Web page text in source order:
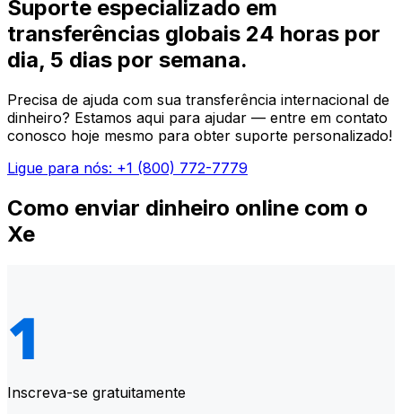
Suporte especializado em
transferências globais 24 horas por
dia, 5 dias por semana.
Precisa de ajuda com sua transferência internacional de
dinheiro? Estamos aqui para ajudar — entre em contato
conosco hoje mesmo para obter suporte personalizado!
Ligue para nós: +1 (800) 772-7779
Como enviar dinheiro online com o
Xe
Inscreva-se gratuitamente